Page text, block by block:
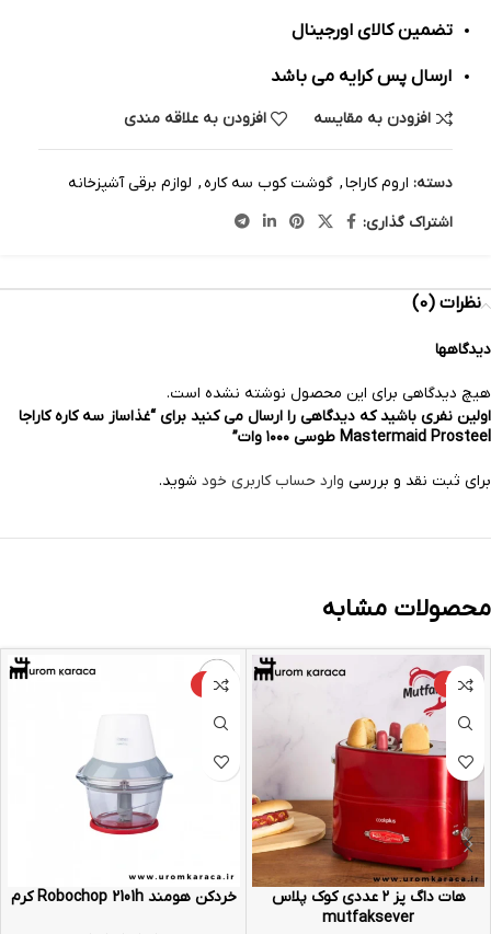
تضمین کالای اورجینال
ارسال پس کرایه می باشد
افزودن به مقایسه افزودن به علاقه مندی
دسته: اروم کاراجا, گوشت کوب سه کاره, لوازم برقی آشپزخانه
اشتراک گذاری:
نظرات (0)
دیدگاهها
هیچ دیدگاهی برای این محصول نوشته نشده است.
اولین نفری باشید که دیدگاهی را ارسال می کنید برای “غذاساز سه کاره کاراجا
Mastermaid Prosteel طوسی ۱۰۰۰ وات”
برای ثبت نقد و بررسی وارد حساب کاربری خود شوید.
محصولات مشابه
-25%
هات داگ پز ۲ عددی کوک پلاس
mutfaksever
-4%
خردکن هومند Robochop 2101h کرم